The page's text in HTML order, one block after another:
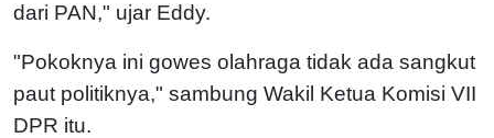
dari PAN," ujar Eddy.
"Pokoknya ini gowes olahraga tidak ada sangkut
paut politiknya," sambung Wakil Ketua Komisi VII
DPR itu.